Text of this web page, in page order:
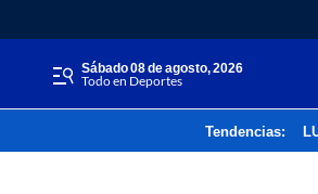
sábado 08 de agosto, 2026
Todo en Deportes
Tendencias: